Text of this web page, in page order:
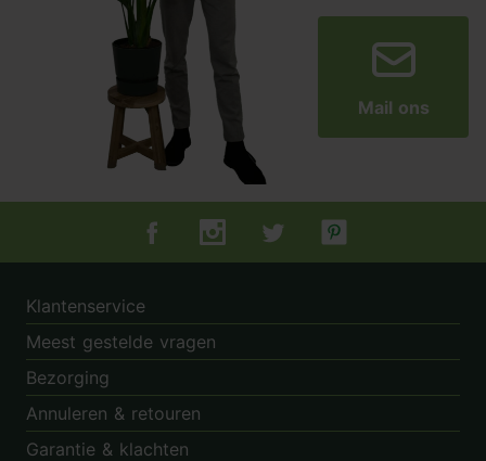
Mail ons
Tuincentrum.nl op Facebook
Tuincentrum.nl op Instagram
Tuincentrum.nl op Twitter
Tuincentrum.nl op
Klantenservice
Meest gestelde vragen
Bezorging
Annuleren & retouren
Garantie & klachten